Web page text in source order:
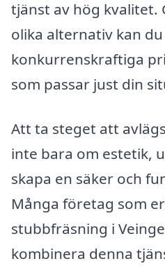
tjänst av hög kvalitet.
olika alternativ kan
konkurrenskraftiga
som passar just din
Att ta steget att
inte bara om estetik,
skapa en säker och
Många företag som
stubbfräsning i
kombinera denna